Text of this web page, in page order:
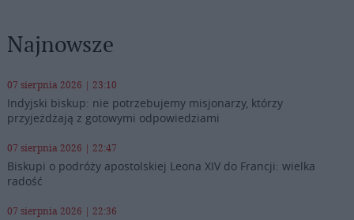
Najnowsze
07 sierpnia 2026 | 23:10
Indyjski biskup: nie potrzebujemy misjonarzy, którzy
przyjeżdżają z gotowymi odpowiedziami
07 sierpnia 2026 | 22:47
Biskupi o podróży apostolskiej Leona XIV do Francji: wielka
radość
07 sierpnia 2026 | 22:36